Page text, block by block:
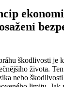
škodlivosti je
života.
nebo